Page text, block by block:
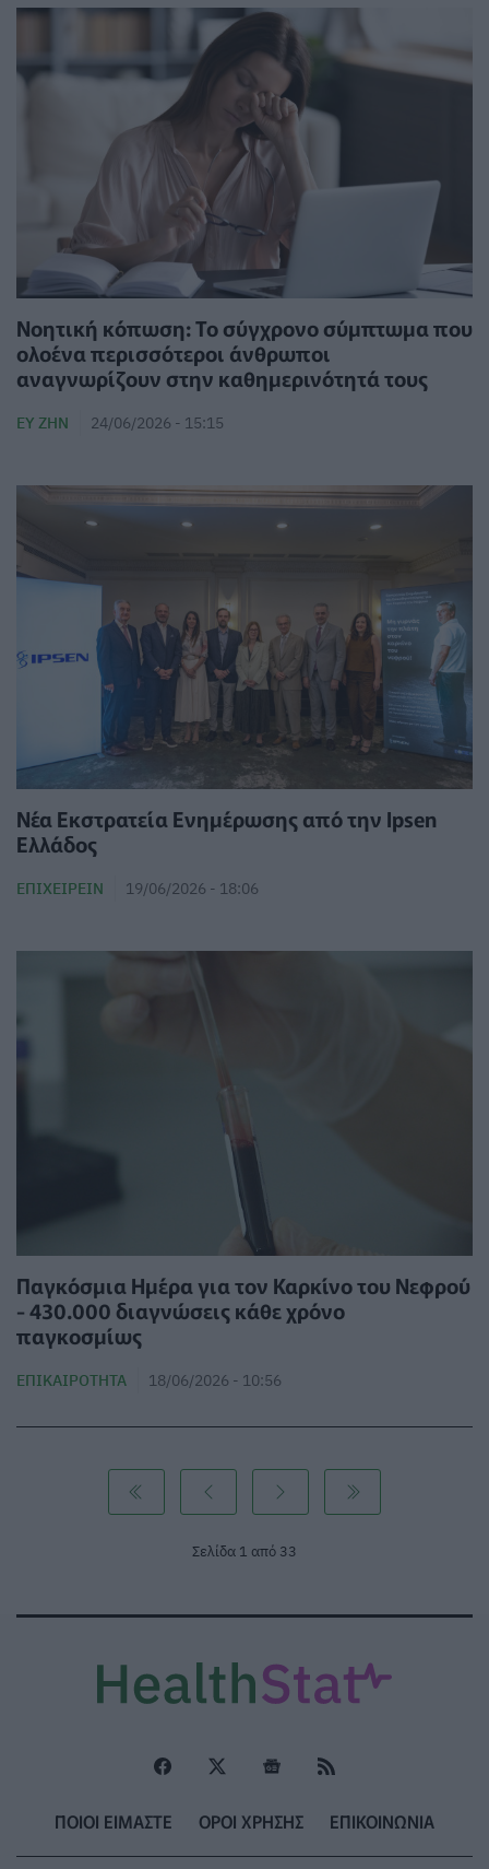
Νοητική κόπωση: Το σύγχρονο σύμπτωμα που
ολοένα περισσότεροι άνθρωποι
αναγνωρίζουν στην καθημερινότητά τους
ΕΥ ΖΗΝ 24/06/2026 - 15:15
Νέα Εκστρατεία Ενημέρωσης από την Ipsen
Ελλάδος
ΕΠΙΧΕΙΡΕΊΝ 19/06/2026 - 18:06
Παγκόσμια Ημέρα για τον Καρκίνο του Νεφρού
- 430.000 διαγνώσεις κάθε χρόνο
παγκοσμίως
ΕΠΙΚΑΙΡΌΤΗΤΑ 18/06/2026 - 10:56
Σελίδα 1 από 33
ΠΟΙΟΙ ΕΙΜΑΣΤΕ ΟΡΟΙ ΧΡΗΣΗΣ ΕΠΙΚΟΙΝΩΝΙΑ